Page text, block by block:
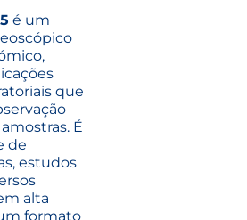
é um
que
É
de
estudos
alta
formato